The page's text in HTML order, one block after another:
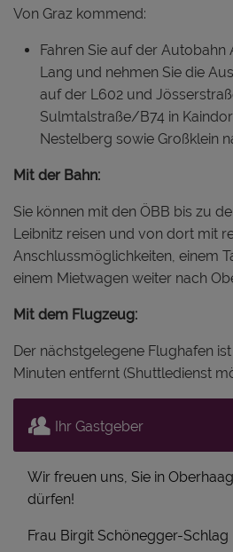
Von Graz kommend:
Fahren Sie auf der Autobahn
Lang und nehmen Sie die
auf der L602 und
Sulmtalstraße/B74 in
Nestelberg sowie Großklein
Mit der Bahn:
Sie können mit den ÖBB bis zu
Leibnitz reisen und von dort mit
Anschlussmöglichkeiten, einem
einem Mietwagen weiter nach
Mit dem Flugzeug:
Der nächstgelegene Flughafen
Minuten entfernt (Shuttledienst
Ihr Gastgeber
Wir freuen uns, Sie in
dürfen!
Frau Birgit Schönegger-Schlag